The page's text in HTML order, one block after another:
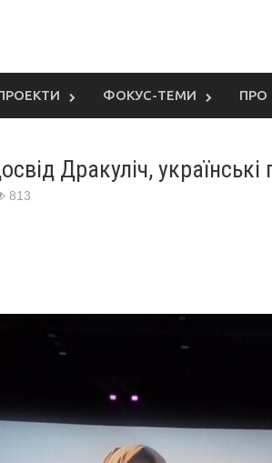
ФОКУС-ТЕМИ ПРО
Дракуліч, українські
813